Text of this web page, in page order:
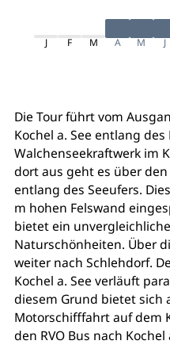
J F M A M J
Die Tour führt vom
Kochel a. See entlang des
Walchenseekraftwerk im
dort aus geht es über
entlang des Seeufers.
m hohen Felswand
bietet ein
Naturschönheiten. Über
weiter nach Schlehdorf.
Kochel a. See verläuft
diesem Grund bietet sich
Motorschifffahrt auf dem
den RVO Bus nach